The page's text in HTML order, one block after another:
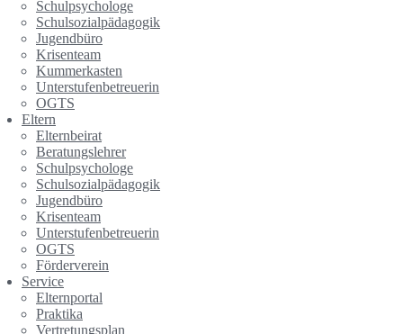
Schulpsychologe
Schulsozialpädagogik
Jugendbüro
Krisenteam
Kummerkasten
Unterstufenbetreuerin
OGTS
Eltern
Elternbeirat
Beratungslehrer
Schulpsychologe
Schulsozialpädagogik
Jugendbüro
Krisenteam
Unterstufenbetreuerin
OGTS
Förderverein
Service
Elternportal
Praktika
Vertretungsplan